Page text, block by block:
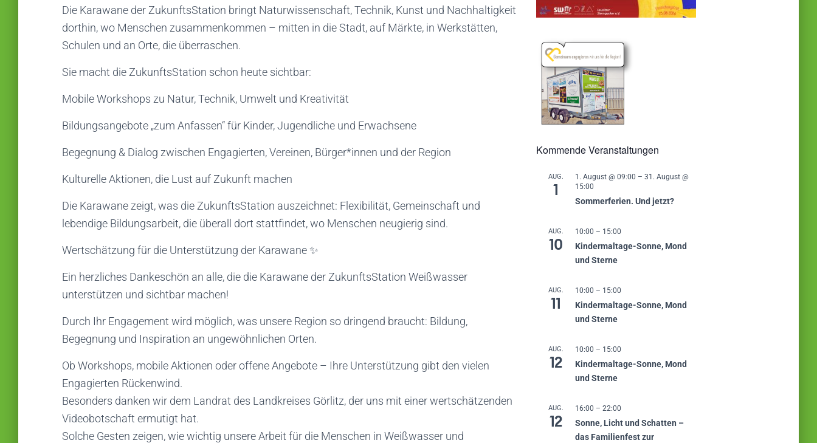
Die Karawane der ZukunftsStation bringt Naturwissenschaft, Technik, Kunst und Nachhaltigkeit
dorthin, wo Menschen zusammenkommen – mitten in die Stadt, auf Märkte, in Werkstätten,
Schulen und an Orte, die überraschen.
Sie macht die ZukunftsStation schon heute sichtbar:
Mobile Workshops zu Natur, Technik, Umwelt und Kreativität
Bildungsangebote „zum Anfassen“ für Kinder, Jugendliche und Erwachsene
Begegnung & Dialog zwischen Engagierten, Vereinen, Bürger*innen und der Region
Kulturelle Aktionen, die Lust auf Zukunft machen
Die Karawane zeigt, was die ZukunftsStation auszeichnet: Flexibilität, Gemeinschaft und
lebendige Bildungsarbeit, die überall dort stattfindet, wo Menschen neugierig sind.
Wertschätzung für die Unterstützung der Karawane ✨
Ein herzliches Dankeschön an alle, die die Karawane der ZukunftsStation Weißwasser
unterstützen und sichtbar machen!
Durch Ihr Engagement wird möglich, was unsere Region so dringend braucht: Bildung,
Begegnung und Inspiration an ungewöhnlichen Orten.
Ob Workshops, mobile Aktionen oder offene Angebote – Ihre Unterstützung gibt den vielen
Engagierten Rückenwind.
Besonders danken wir dem Landrat des Landkreises Görlitz, der uns mit einer wertschätzenden
Videobotschaft ermutigt hat.
Solche Gesten zeigen, wie wichtig unsere Arbeit für die Menschen in Weißwasser und
Kommende Veranstaltungen
AUG.
1
1. August @ 09:00 – 31. August @
15:00
Sommerferien. Und jetzt?
AUG.
10
10:00 – 15:00
Kindermaltage-Sonne, Mond
und Sterne
AUG.
11
10:00 – 15:00
Kindermaltage-Sonne, Mond
und Sterne
AUG.
12
10:00 – 15:00
Kindermaltage-Sonne, Mond
und Sterne
AUG.
12
16:00 – 22:00
Sonne, Licht und Schatten –
das Familienfest zur